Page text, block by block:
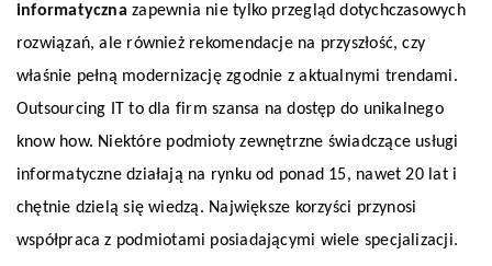
informatyczna zapewnia nie tylko przegląd dotychczasowych
rozwiązań, ale również rekomendacje na przyszłość, czy
właśnie pełną modernizację zgodnie z aktualnymi trendami.
Outsourcing IT to dla firm szansa na dostęp do unikalnego
know how. Niektóre podmioty zewnętrzne świadczące usługi
informatyczne działają na rynku od ponad 15, nawet 20 lat i
chętnie dzielą się wiedzą. Największe korzyści przynosi
współpraca z podmiotami posiadającymi wiele specjalizacji.